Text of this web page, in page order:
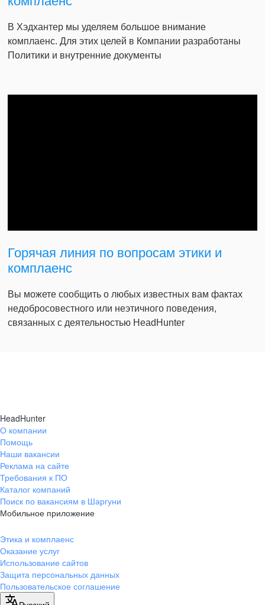
В Хэдхантер мы уделяем большое внимание
комплаенс. Для этих целей в Компании разработаны
Политики и внутренние документы
Горячая линия по вопросам этики и
комплаенс
Вы можете сообщить о любых известных вам фактах
недобросовестного или неэтичного поведения,
связанных с деятельностью HeadHunter
HeadHunter
О компании
Помощь
Наши вакансии
Реклама на сайте
Требования к ПО
Каталог компаний
Поиск по вакансиям в Шаргуни
Мобильное приложение
Этика и комплаенс
Оказание услуг
Использование сайтов
Защита персональных данных
Пользовательское соглашение